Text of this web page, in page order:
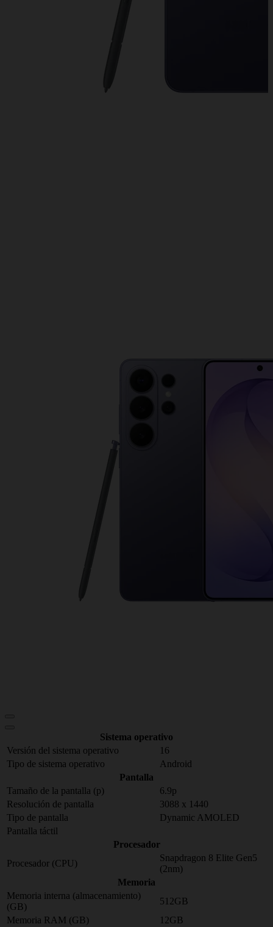
Sistema operativo
Versión del sistema operativo
16
Tipo de sistema operativo
Android
Pantalla
Tamaño de la pantalla (p)
6.9p
Resolución de pantalla
3088 x 1440
Tipo de pantalla
Dynamic AMOLED
Pantalla táctil
Procesador
Procesador (CPU)
Snapdragon 8 Elite Gen5
(2nm)
Memoria
Memoria interna (almacenamiento)
(GB)
512GB
Memoria RAM (GB)
12GB